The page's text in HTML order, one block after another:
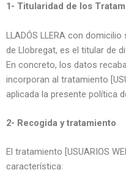
1- Titularidad de los
LLADÓS LLERA con
de Llobregat, es el titular de
En concreto, los datos
incorporan al tratamiento
aplicada la presente política
2- Recogida y tratamiento
El tratamiento [USUARIOS
característica: